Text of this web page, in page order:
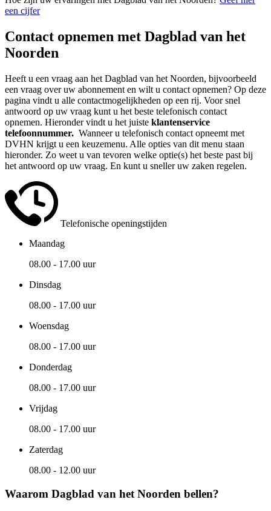
een cijfer
Contact opnemen met Dagblad van het
Noorden
Heeft u een vraag aan het Dagblad van het Noorden, bijvoorbeeld
een vraag over uw abonnement en wilt u contact opnemen? Op deze
pagina vindt u alle contactmogelijkheden op een rij. Voor snel
antwoord op uw vraag kunt u het beste telefonisch contact
opnemen. Hieronder vindt u het juiste klantenservice
telefoonnummer. Wanneer u telefonisch contact opneemt met
DVHN krijgt u een keuzemenu. Alle opties van dit menu staan
hieronder. Zo weet u van tevoren welke optie(s) het beste past bij
het antwoord op uw vraag. En kunt u sneller uw zaken regelen.
Telefonische openingstijden
Maandag
08.00 - 17.00 uur
Dinsdag
08.00 - 17.00 uur
Woensdag
08.00 - 17.00 uur
Donderdag
08.00 - 17.00 uur
Vrijdag
08.00 - 17.00 uur
Zaterdag
08.00 - 12.00 uur
Waarom Dagblad van het Noorden bellen?